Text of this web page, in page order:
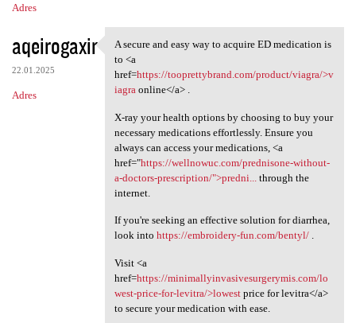
Adres
aqeirogaxir
22.01.2025
Adres
A secure and easy way to
A secure and easy way to acquire ED medication is
to <a
href=https://tooprettybrand.com/product/viagra/>v
iagraonline</a> .
X-ray your health options by choosing to buy your
necessary medications effortlessly. Ensure you
always can access your medications, <a
href="https://wellnowuc.com/prednisone-without-
a-doctors-prescription/">predni...
through the
internet.
If you're seeking an effective solution for diarrhea,
look into https://embroidery-fun.com/bentyl/.
Visit <a
href=https://minimallyinvasivesurgerymis.com/lo
west-price-for-levitra/>lowestprice for levitra</a>
to secure your medication with ease.